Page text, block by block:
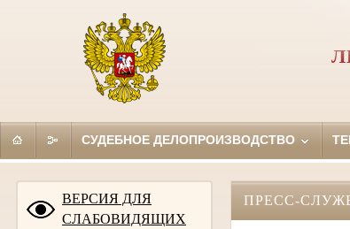
СУДЕБНОЕ ДЕЛОПРОИЗВОДСТВО
ВЕРСИЯ ДЛЯ
СЛАБОВИДЯЩИХ
ПРЕСС-